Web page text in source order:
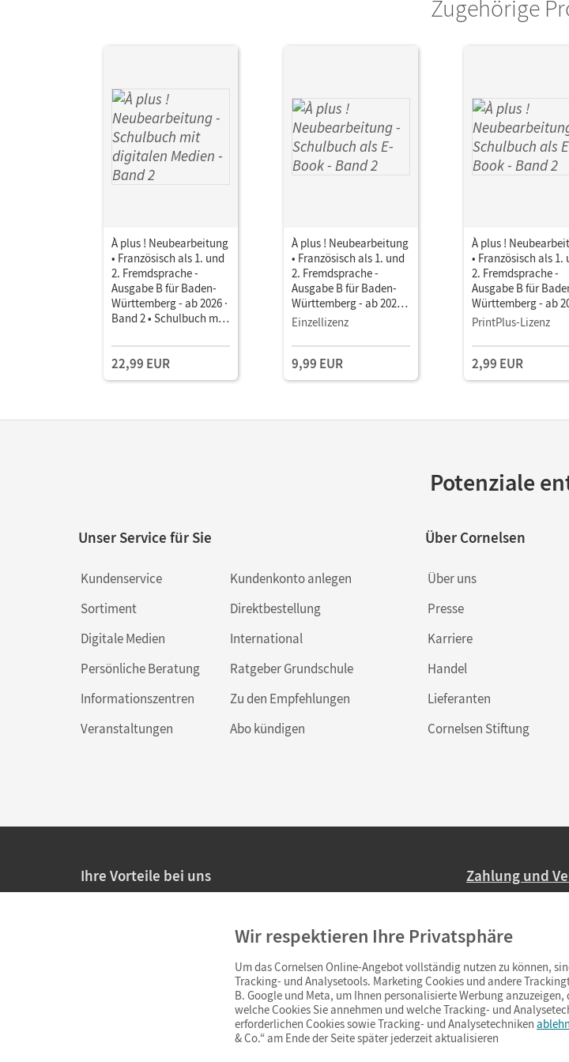
Link zur Stoffverteilung
Zugehörige
À plus ! Neubearbeitung
• Französisch als 1. und
2. Fremdsprache -
Ausgabe B für Baden-
Württemberg - ab 2026 ·
Band 2 • Schulbuch mit
22,99 EUR
À plus ! Neubearbeitung
• Französisch als 1. und
2. Fremdsprache -
Ausgabe B für Baden-
Württemberg - ab 2026 ·
Band 2 • Schulbuch als
Einzellizenz
9,99 EUR
À plus !
• Französisch als 1.
2. Fremdsprache -
Ausgabe B für
Württemberg - ab
Band 2 • Schulbuch
PrintPlus-Lizenz
2,99 EUR
Potenziale
Unser Service für Sie
Kundenservice
Sortiment
Digitale Medien
Persönliche Beratung
Informationszentren
Veranstaltungen
Kundenkonto anlegen
Direktbestellung
International
Ratgeber Grundschule
Zu den Empfehlungen
Abo kündigen
Über Cornelsen
Über uns
Presse
Karriere
Handel
Lieferanten
Cornelsen Stiftung
Ihre Vorteile bei uns
Persönliche Angebote für Lehrkräfte
Sicheres Einkaufen mit SSL-Verschlüsselung
Widerrufsfristvon 4 Wochen
Schnelle und einfache Retourenabwicklung
Zahlung und
Ab 59,– EUR
(Lieferung in
Wir respektieren Ihre Privatsphäre
Um das Cornelsen Online-Angebot vollständig nutzen zu können,
Tracking- und Analysetools. Marketing Cookies und andere
B. Google und Meta, um Ihnen personalisierte Werbung
welche Cookies Sie annehmen und welche Tracking- und
erforderlichen Cookies sowie Tracking- und Analysetechniken
& Co.“ am Ende der Seite später jederzeit aktualisieren